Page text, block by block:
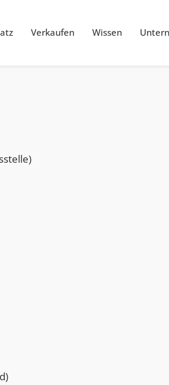
Verkaufen Wissen